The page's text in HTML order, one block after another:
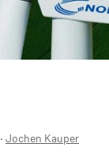
‧ Jochen Kauper